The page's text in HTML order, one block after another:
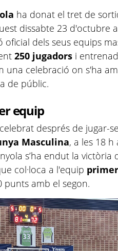
ha donat el tret de
dissabte 23 d'octubre
oficial dels seus equips
250 jugadors i
una celebració on s'ha
de públic.
equip
després de jugar-
Masculina, a les 18 h
s’ha endut la victòria
col·loca a l'equip
punts amb el segon.